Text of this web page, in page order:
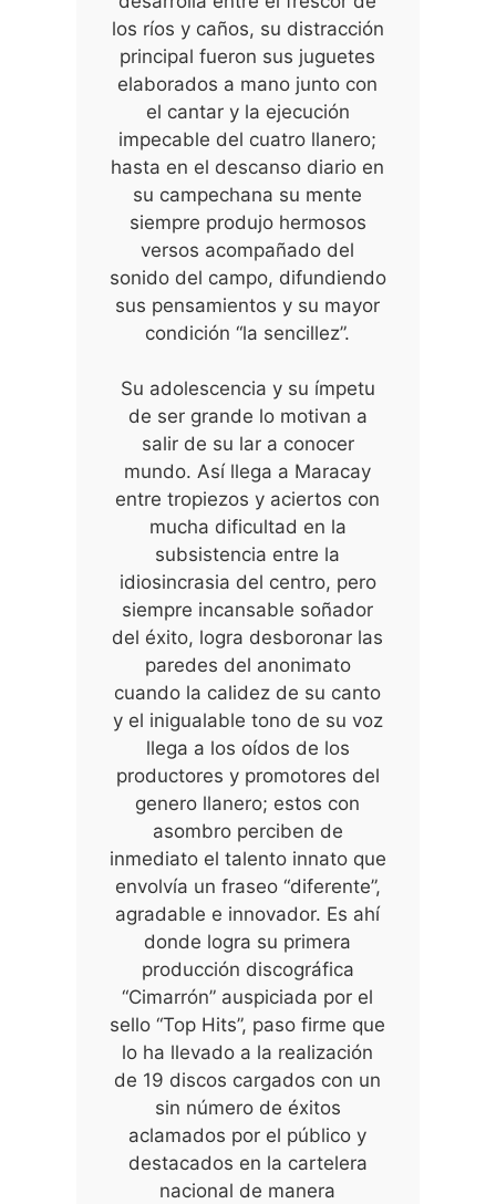
los ríos y caños, su distracción
principal fueron sus juguetes
elaborados a mano junto con
el cantar y la ejecución
impecable del cuatro llanero;
hasta en el descanso diario en
su campechana su mente
siempre produjo hermosos
versos acompañado del
sonido del campo, difundiendo
sus pensamientos y su mayor
condición “la sencillez”.
Su adolescencia y su ímpetu
de ser grande lo motivan a
salir de su lar a conocer
mundo. Así llega a Maracay
entre tropiezos y aciertos con
mucha dificultad en la
subsistencia entre la
idiosincrasia del centro, pero
siempre incansable soñador
del éxito, logra desboronar las
paredes del anonimato
cuando la calidez de su canto
y el inigualable tono de su voz
llega a los oídos de los
productores y promotores del
genero llanero; estos con
asombro perciben de
inmediato el talento innato que
envolvía un fraseo “diferente”,
agradable e innovador. Es ahí
donde logra su primera
producción discográfica
“Cimarrón” auspiciada por el
sello “Top Hits”, paso firme que
lo ha llevado a la realización
de 19 discos cargados con un
sin número de éxitos
aclamados por el público y
destacados en la cartelera
nacional de manera